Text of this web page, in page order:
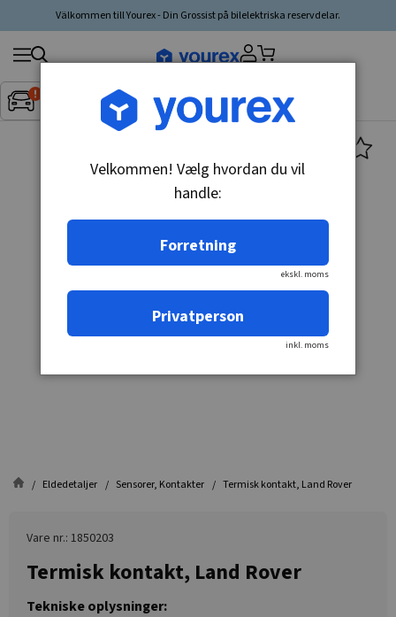
Välkommen till Yourex - Din Grossist på bilelektriska reservdelar.
Inget fordon valt▼
Søg
produkt,
producent,
Eldedetaljer Sensorer, Kontakter Termisk kontakt, Land Rover
Vare nr.: 1850203
Termisk kontakt, Land Rover
Tekniske oplysninger:
Velkommen! Vælg hvordan du vil
handle:
Forretning
ekskl. moms
Privatperson
inkl. moms